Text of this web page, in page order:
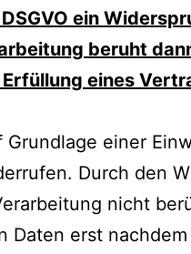
ein
beruht
eines
Grundlage einer
Durch den
nicht
Daten erst